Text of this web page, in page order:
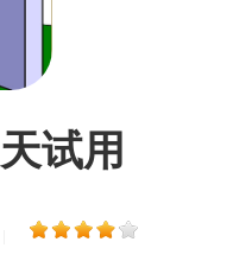
试用